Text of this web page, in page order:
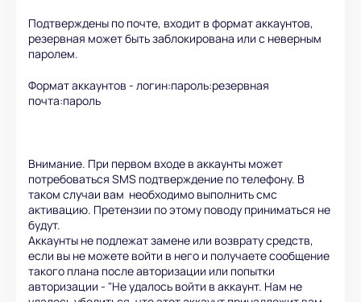
Подтверждены по почте, входит в формат аккаунтов,
резервная может быть заблокирована или с неверным
паролем.
Формат аккаунтов - логин:пароль:резервная
почта:пароль
Внимание. При первом входе в аккаунты может
потребоваться SMS подтверждение по телефону. В
таком случаи вам необходимо выполнить смс
активацию. Претензии по этому поводу приниматься не
будут.
Аккаунты не подлежат замене или возврату средств,
если вы не можете войти в него и получаете сообщение
такого плана после авторизации или попытки
авторизации - "Не удалось войти в аккаунт. Нам не